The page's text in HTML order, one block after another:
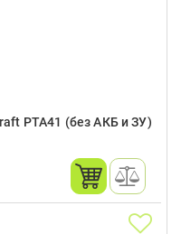
PTA41 (без АКБ и ЗУ)